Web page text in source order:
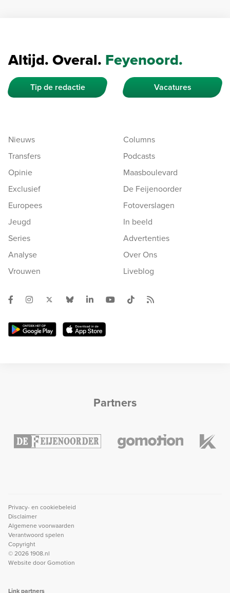
Altijd. Overal. Feyenoord.
Tip de redactie Vacatures
Nieuws
Transfers
Opinie
Exclusief
Europees
Jeugd
Series
Analyse
Vrouwen
Columns
Podcasts
Maasboulevard
De Feijenoorder
Fotoverslagen
In beeld
Advertenties
Over Ons
Liveblog
Partners
Privacy- en cookiebeleid
Disclaimer
Algemene voorwaarden
Verantwoord spelen
Copyright
© 2026 1908.nl
Website doorGomotion
Link partners